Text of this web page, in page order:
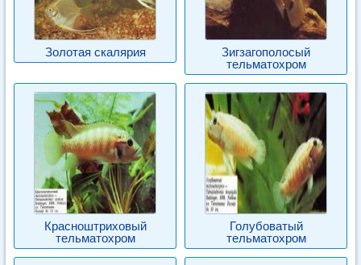
Золотая скалярия
Зигзагополосый
тельматохром
Красноштриховый
тельматохром
Голубоватый
тельматохром